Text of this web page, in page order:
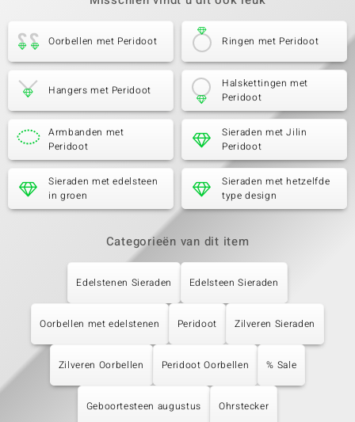
Oorbellen met Peridoot Ringen met Peridoot
Hangers met Peridoot
Halskettingen met
Peridoot
Armbanden met
Peridoot
Sieraden met Jilin
Peridoot
Sieraden met edelsteen
in groen
Sieraden met hetzelfde
type design
Categorieën van dit item
Edelstenen Sieraden Edelsteen Sieraden
Oorbellen met edelstenen Peridoot Zilveren Sieraden
Zilveren Oorbellen Peridoot Oorbellen % Sale
Geboortesteen augustus Ohrstecker